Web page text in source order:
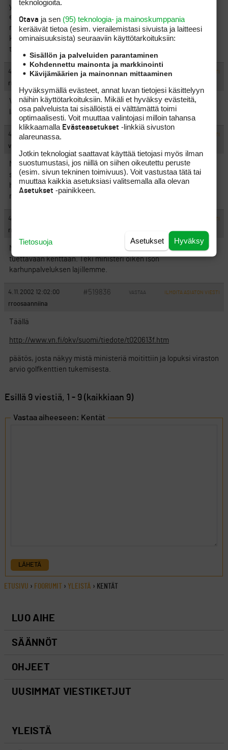
yksi niistä sattui olemaan golfkenttä ja oikeuskansleri totesi,
että golfkentän tukeminen yhteiskunnan varoilla ei ole rikos
mutta moraalisesti tuomittavaa, kunnalliset päättäjät eivät tule
koskemaan minkään golfkentän ´minkäänlaiseen
tukihakemukseen kepilläkään.
4.11.2002 11:30:00 #519833 VASTAA ILMOITA ASIATON VIESTI
rroosaanniina
Vai oliko moraalisesti arvellutavaa, että ministeri sattui
lähipiireineen olemaan omistajana tuettavalla kentällä?
4.11.2002 11:41:00 ILMOITA ASIATON VIESTI
vieraspelaaja
Mikäli itseä ja/tai lähipiiriä olisi suosittu, ministeri olisi joutunut
syytteeseen, tässä tapauksessa vain heristeltiin sormea ja
huomautettiin golfin tukemisen yhteiskunnallisesta
moitittavuudesta yleensä.
4.11.2002 11:46:00 ILMOITA ASIATON VIESTI
rroosaanniina
Niin tai näin, kyllä varmaan asiaan vaikutti tuo ministerin suhde
tuettavaan kenttään. Teki ministeri oiken ison
karhunpalveluksen lajillemme.
4.11.2002 12:02:00 #519836 VASTAA ILMOITA ASIATON VIESTI
rroosaanniina
Täällä
http://www.vn.fi/okv/suomi/tiedote/t020613f.htm
päätös, josta näkyy mistä ministeriä moitittiin ja lopuksi viraston
arvio golfkenttien tukemisesta.
Esillä 9 viestiä, 1 - 9 (kaikkiaan 9)
Vastaa aiheeseen: Kentät
LÄHETÄ
ETUSIVU › FOORUMIT › YLEISTÄ › KENTÄT
LUO AIHE
SÄÄNNÖT
OHJEET
UUSIMMAT VIESTIKETJUT
YLEISTÄ
teknologioita.
Otava ja sen (95) teknologia- ja mainoskumppania
keräävät tietoa (esim. vierailemis­tasi sivuista ja laitteesi
ominaisuuk­sista) seuraaviin käyttötarkoituksiin:
Sisällön ja palveluiden parantaminen
Kohdennettu mainonta ja markkinointi
Kävijämäärien ja mainonnan mittaaminen
Hyväksymällä evästeet, annat luvan tietojesi käsittelyyn
näihin käyttötarkoituksiin. Mikäli et hyväksy evästeitä,
osa palveluista tai sisällöistä ei välttämättä toimi
optimaalisesti. Voit muuttaa valintojasi milloin tahansa
klikkaamalla Evästeasetukset -linkkiä sivuston
alareunassa.
Jotkin teknologiat saattavat käyttää tietojasi myös ilman
suostumustasi, jos niillä on siihen oikeutettu peruste
(esim. sivun tekninen toimivuus). Voit vastustaa tätä tai
muuttaa kaikkia asetuksiasi valitsemalla alla olevan
Asetukset -painikkeen.
Hyväksy
Asetukset
Tietosuoja